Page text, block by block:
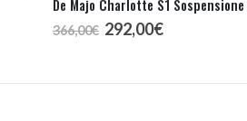
De Majo Charlotte S1 Sospensione
366,00€ Il
prezzo
292,00€Il